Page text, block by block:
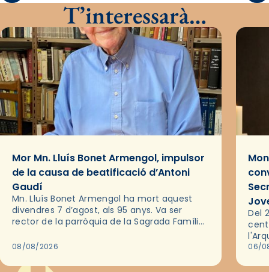
T’interessarà…
Mor Mn. Lluís Bonet Armengol, impulsor
de la causa de beatificació d’Antoni
Gaudí
Mn. Lluís Bonet Armengol ha mort aquest
divendres 7 d’agost, als 95 anys. Va ser
rector de la parròquia de la Sagrada Família
2018,…
08/08/2026
Del
les
06/